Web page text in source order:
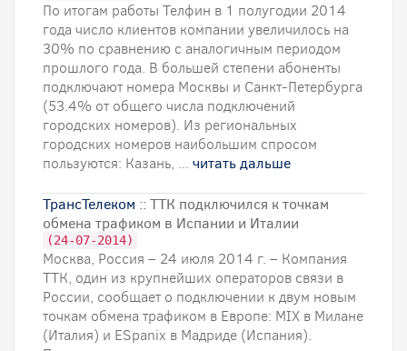
По итогам работы Телфин в 1 полугодии 2014
года число клиентов компании увеличилось на
30% по сравнению с аналогичным периодом
прошлого года. В большей степени абоненты
подключают номера Москвы и Санкт-Петербурга
(53.4% от общего числа подключений
городских номеров). Из региональных
городских номеров наибольшим спросом
пользуются: Казань, ... читать дальше
ТрансТелеком :: ТТК подключился к точкам
обмена трафиком в Испании и Италии
(24-07-2014)
Москва, Россия – 24 июля 2014 г. – Компания
ТТК, один из крупнейших операторов связи в
России, сообщает о подключении к двум новым
точкам обмена трафиком в Европе: MIX в Милане
(Италия) и ESpanix в Мадриде (Испания).